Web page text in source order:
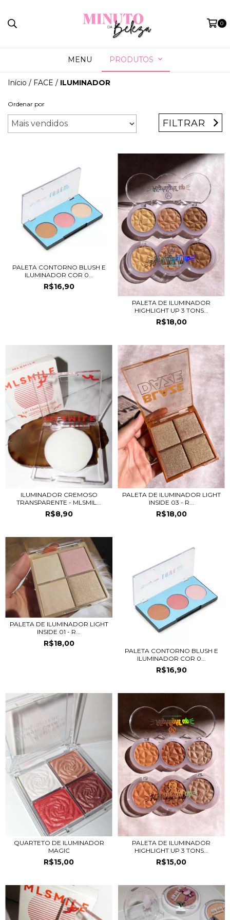
0
MENU PRODUTOS
Início / FACE / ILUMINADOR
Ordenar por
FILTRAR
PALETA CONTORNO BLUSH E
ILUMINADOR COR 0...
R$16,90
PALETA DE ILUMINADOR
HIGHLIGHT UP 3 TONS...
R$18,00
ILUMINADOR CREMOSO
TRANSPARENTE - MLSMIL...
R$8,90
PALETA DE ILUMINADOR LIGHT
INSIDE 03 - R...
R$18,00
PALETA DE ILUMINADOR LIGHT
INSIDE 01 - R...
R$18,00
PALETA CONTORNO BLUSH E
ILUMINADOR COR 0...
R$16,90
QUARTETO DE ILUMINADOR
MAGIC
R$15,00
PALETA DE ILUMINADOR
HIGHLIGHT UP 3 TONS...
R$15,00